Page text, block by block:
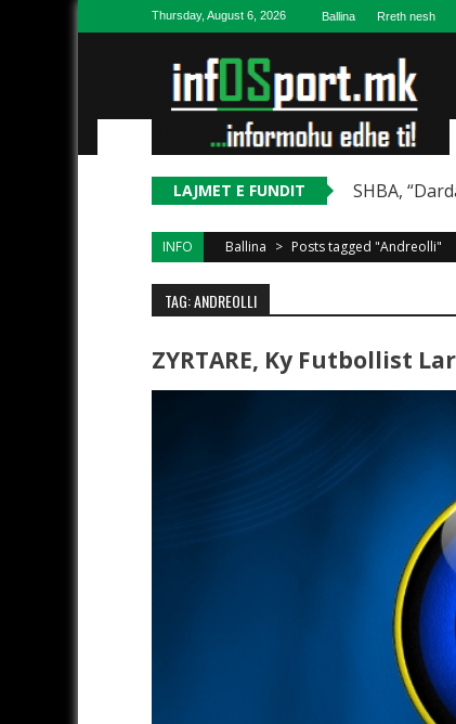
Skip to contentThursday, August 6, 2026 Ballina Rreth nesh
LAJMET E FUNDIT SHBA,
INFO Ballina > Posts tagged "Andreolli"
TAG: ANDREOLLI
ZYRTARE, Ky Futbollist